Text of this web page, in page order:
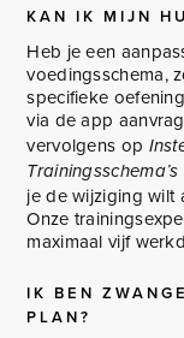
KAN IK MIJN
Heb je een
voedingsschema,
specifieke
via de app
vervolgens op
je de wijziging wilt
Onze
maximaal vijf
IK BEN
PLAN?